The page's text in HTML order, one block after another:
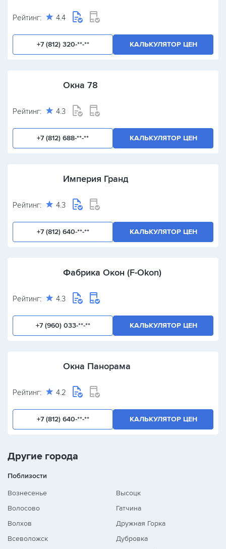
Рейтинг: 4.4
+7 (812) 320-**-** КАЛЬКУЛЯТОР ЦЕН
Окна 78
Рейтинг: 4.3
+7 (812) 688-**-** КАЛЬКУЛЯТОР ЦЕН
Империя Гранд
Рейтинг: 4.3
+7 (812) 640-**-** КАЛЬКУЛЯТОР ЦЕН
Фабрика Окон (F-Okon)
Рейтинг: 4.3
+7 (960) 033-**-** КАЛЬКУЛЯТОР ЦЕН
Окна Панорама
Рейтинг: 4.2
+7 (812) 640-**-** КАЛЬКУЛЯТОР ЦЕН
Другие города
Поблизости
Вознесенье
Волосово
Волхов
Всеволожск
Высоцк
Гатчина
Дружная Горка
Дубровка